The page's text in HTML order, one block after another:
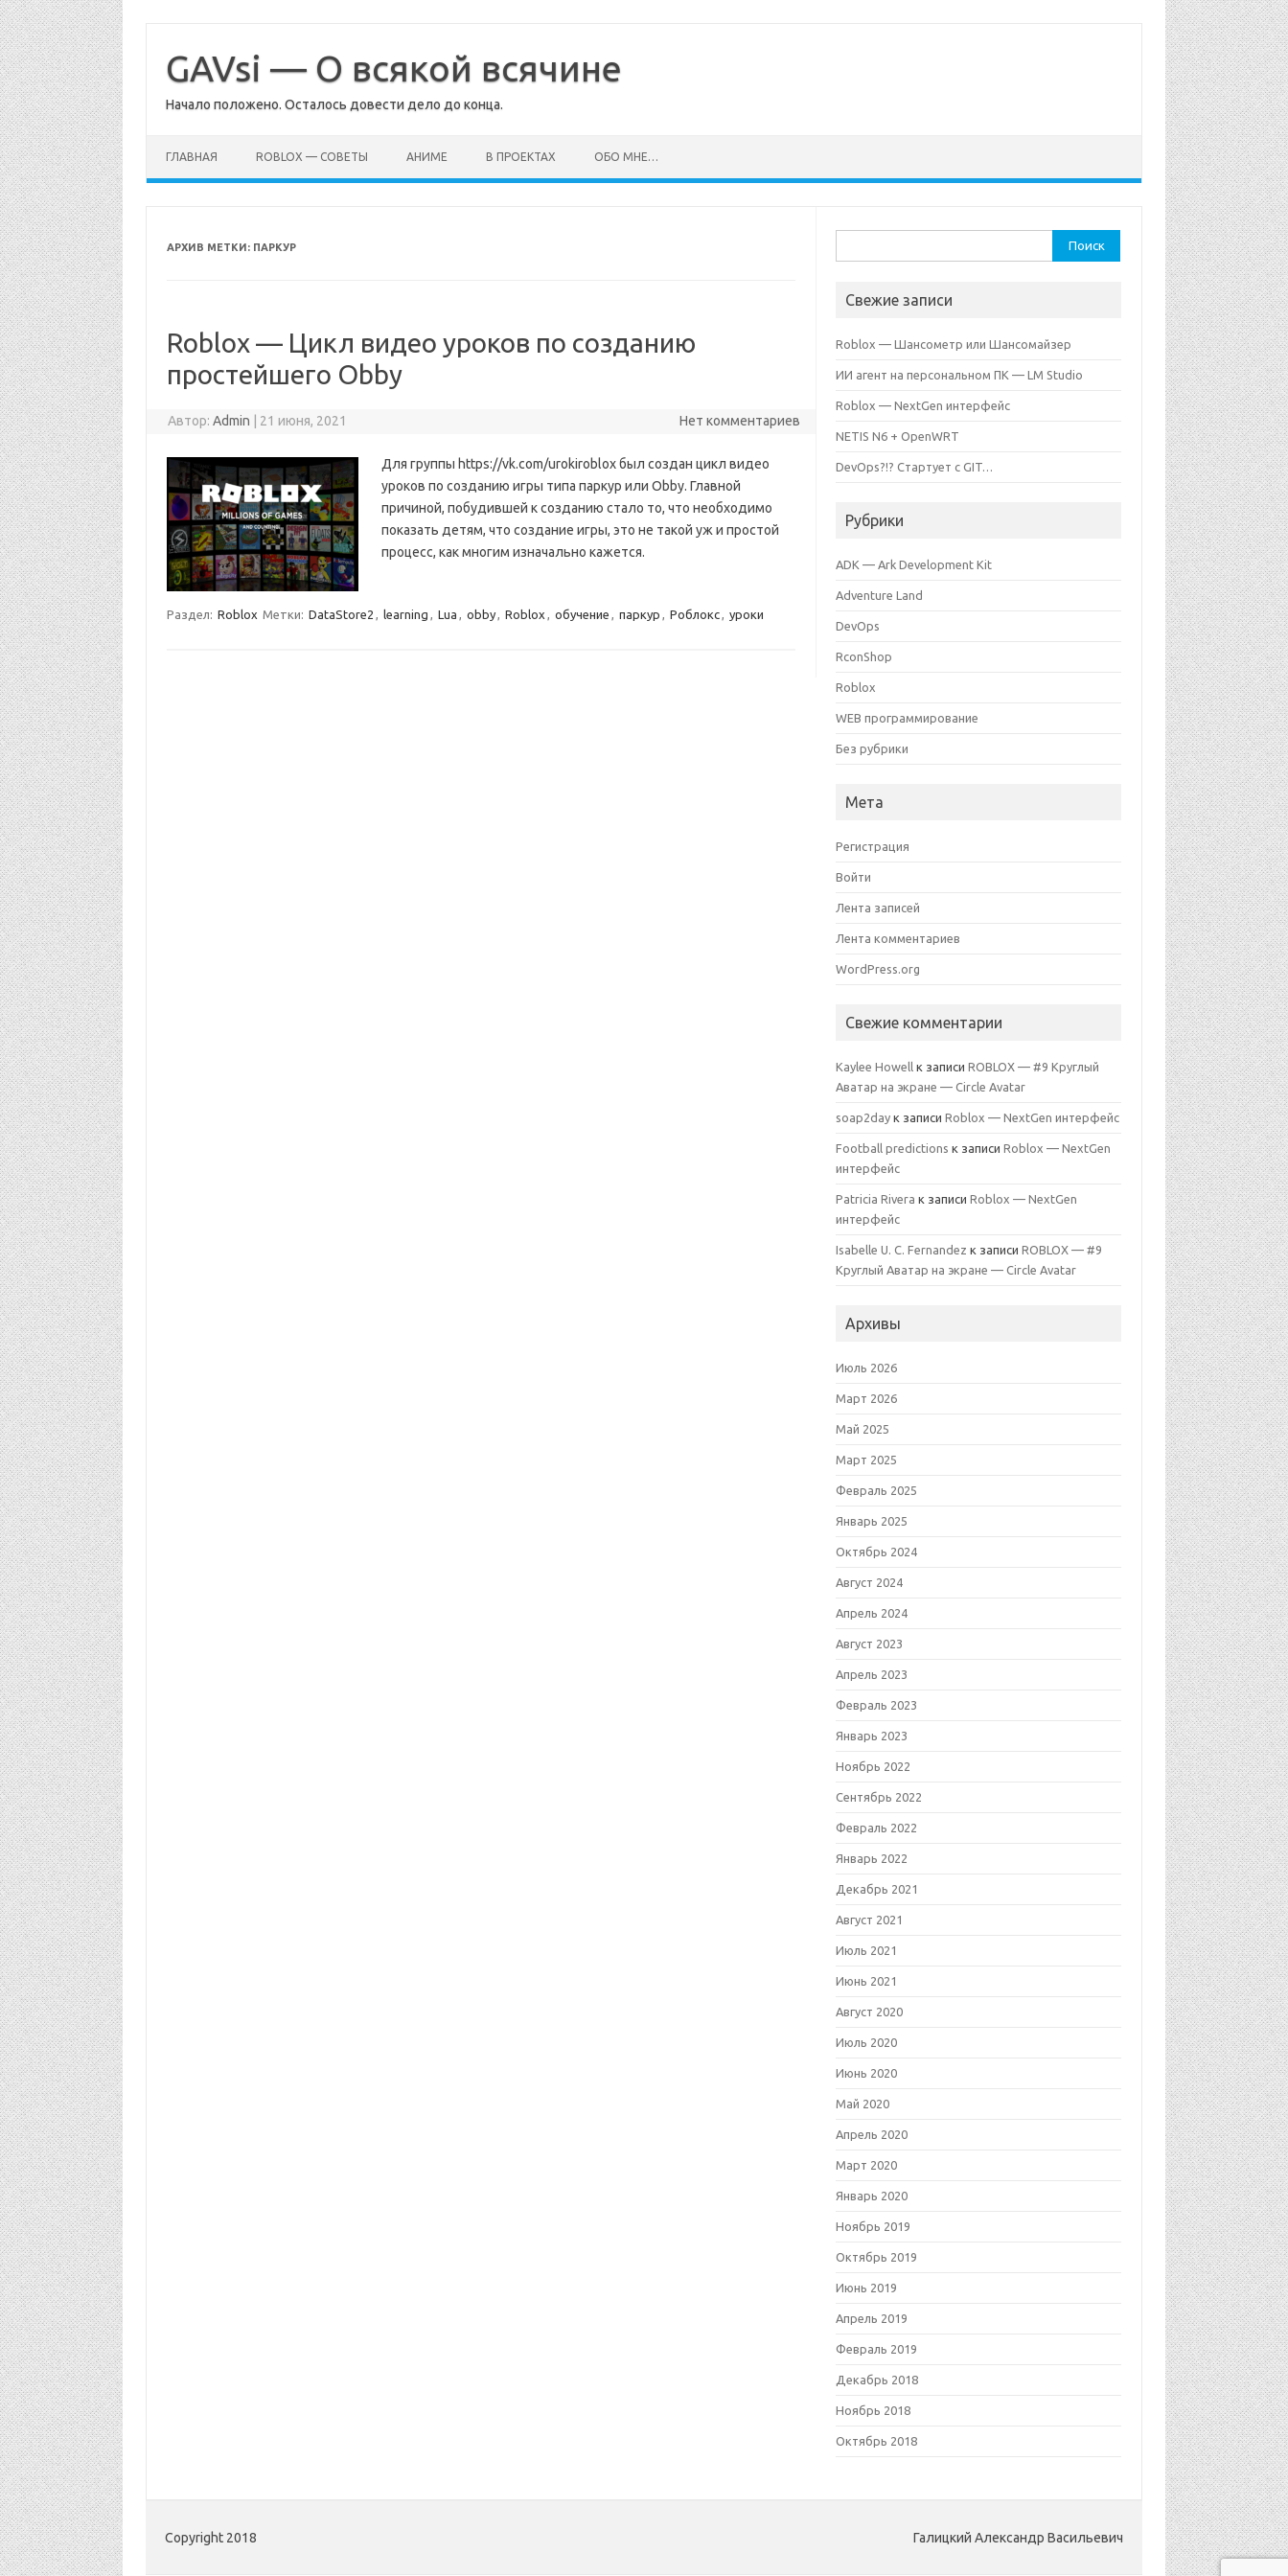
содержимому
GAVsi — О всякой всячине
Начало положено. Осталось довести дело до конца.
ГЛАВНАЯ ROBLOX — СОВЕТЫ АНИМЕ В ПРОЕКТАХ ОБО МНЕ…
АРХИВ МЕТКИ: ПАРКУР
Roblox — Цикл видео уроков по созданию
простейшего Obby
Автор:Admin 21 июня, 2021 Нет комментариев
Для группы https://vk.com/urokiroblox был создан цикл видео
уроков по созданию игры типа паркур или Obby. Главной
причиной, побудившей к созданию стало то, что необходимо
показать детям, что создание игры, это не такой уж и простой
процесс, как многим изначально кажется.
Раздел: Roblox Метки: DataStore2 , learning , Lua , obby, Roblox , обучение , паркур , Роблокс, уроки
Свежие записи
Roblox — Шансометр или Шансомайзер
ИИ агент на персональном ПК — LM Studio
Roblox — NextGen интерфейс
NETIS N6 + OpenWRT
DevOps?!? Стартует с GIT…
Рубрики
ADK — Ark Development Kit
Adventure Land
DevOps
RconShop
Roblox
WEB программирование
Без рубрики
Мета
Регистрация
Войти
Лента записей
Лента комментариев
WordPress.org
Свежие комментарии
Kaylee Howell к записиROBLOX — #9 Круглый
Аватар на экране — Circle Avatar
soap2day к записиRoblox — NextGen интерфейс
Football predictions к записиRoblox — NextGen
интерфейс
Patricia Rivera к записиRoblox — NextGen
интерфейс
Isabelle U. C. Fernandez к записиROBLOX — #9
Круглый Аватар на экране — Circle Avatar
Архивы
Июль 2026
Март 2026
Май 2025
Март 2025
Февраль 2025
Январь 2025
Октябрь 2024
Август 2024
Апрель 2024
Август 2023
Апрель 2023
Февраль 2023
Январь 2023
Ноябрь 2022
Сентябрь 2022
Февраль 2022
Январь 2022
Декабрь 2021
Август 2021
Июль 2021
Июнь 2021
Август 2020
Июль 2020
Июнь 2020
Май 2020
Апрель 2020
Март 2020
Январь 2020
Ноябрь 2019
Октябрь 2019
Июнь 2019
Апрель 2019
Февраль 2019
Декабрь 2018
Ноябрь 2018
Октябрь 2018
Copyright 2018 Галицкий Александр Васильевич